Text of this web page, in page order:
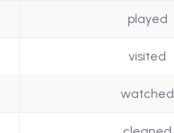
played
visited
watched